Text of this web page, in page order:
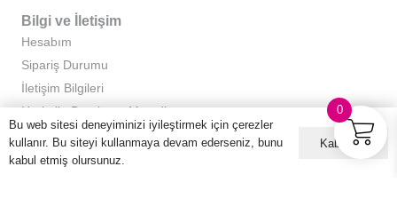
Bilgi ve İletişim
Hesabım
Sipariş Durumu
İletişim Bilgileri
Hario ile Demleme Metodları
Kullanım Kılavuzları
0
Bu web sitesi deneyiminizi iyileştirmek için çerezler
kullanır. Bu siteyi kullanmaya devam ederseniz, bunu
kabul etmiş olursunuz.
Kabul ET